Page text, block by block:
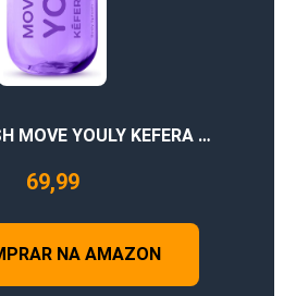
MOVE YOULY KEFERA …
69,99
NA AMAZON